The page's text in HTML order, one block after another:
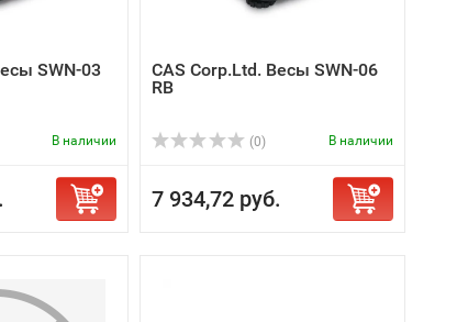
SWN-03
В наличии
CAS Corp.Ltd. Весы SWN-06
RB
(0) В наличии
7 934,72 руб.